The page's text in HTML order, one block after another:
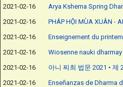
2021-02-16
Arya Kshema Spring
2021-02-16
PHÁP HỘI MÙA XUÂN -
2021-02-16
Enseignement du
2021-02-16
Wiosenne nauki
2021-02-16
아니 찌최 법문 2021 • 제
2021-02-16
Enseñanzas de Dharma